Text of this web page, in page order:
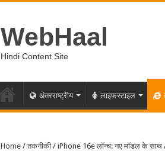
WebHaal
Hindi Content Site
अंतरराष्ट्रीय लाइफस्टाइल
Home / तकनीकी / iPhone 16e लॉन्च: नए मॉडल के साथ